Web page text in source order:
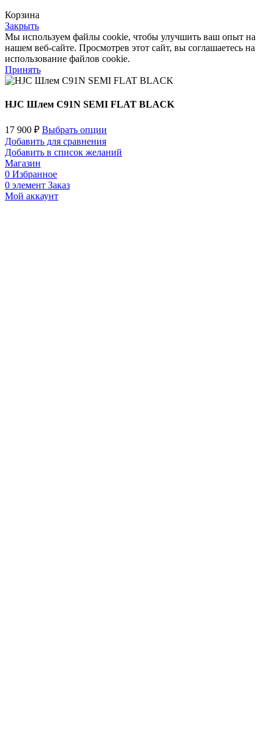
Корзина
Закрыть
Мы используем файлы cookie, чтобы улучшить ваш опыт на
нашем веб-сайте. Просмотрев этот сайт, вы соглашаетесь на
использование файлов cookie.
Принять
HJC Шлем C91N SEMI FLAT BLACK
17 900 ₽ Выбрать опции
Добавить для сравнения
Добавить в список желаний
Магазин
0 Избранное
0 элемент Заказ
Мой аккаунт